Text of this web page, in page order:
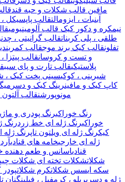
مافین قالب شکلات و حبه قند
آبنبات ، ایزومالتقالب پاپسیکل ،
نیمکره و دکور کیک قالب آلومینیومی
طلقی ، پلی کربناتقالب گرانیتی ،
تفلونقالب کیک برند موجقالب کمربندی
و تست و کروسانقالب پیتزا
پلاستیکیقالب تارت و پای سیب
شیرینی ، کوکیسینی پخت کیک ،
کاپ کیک و مافینرینگ کیک و دسر
مونوپورشنقالب آلتون
رنگ خوراکیرنگ پودری و
خوراکیرنگ ژله ای خط زردرنگ
کیکرنگ ژله ای ویلتون تاپرنگ ژله
ژله ای خارجیخامه های قنادی
قنادیاسانس و طعم دهنده
شکلاتشکلات تخته ای شکلات
سکه ایسس شکلاتکرم شکلاتپودر
ژله و دسر بریلو ، کرمفیل ، فیلینگنان